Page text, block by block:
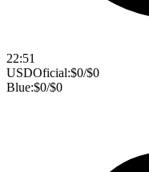
22:51
USDOficial:$0/$0
Blue:$0/$0